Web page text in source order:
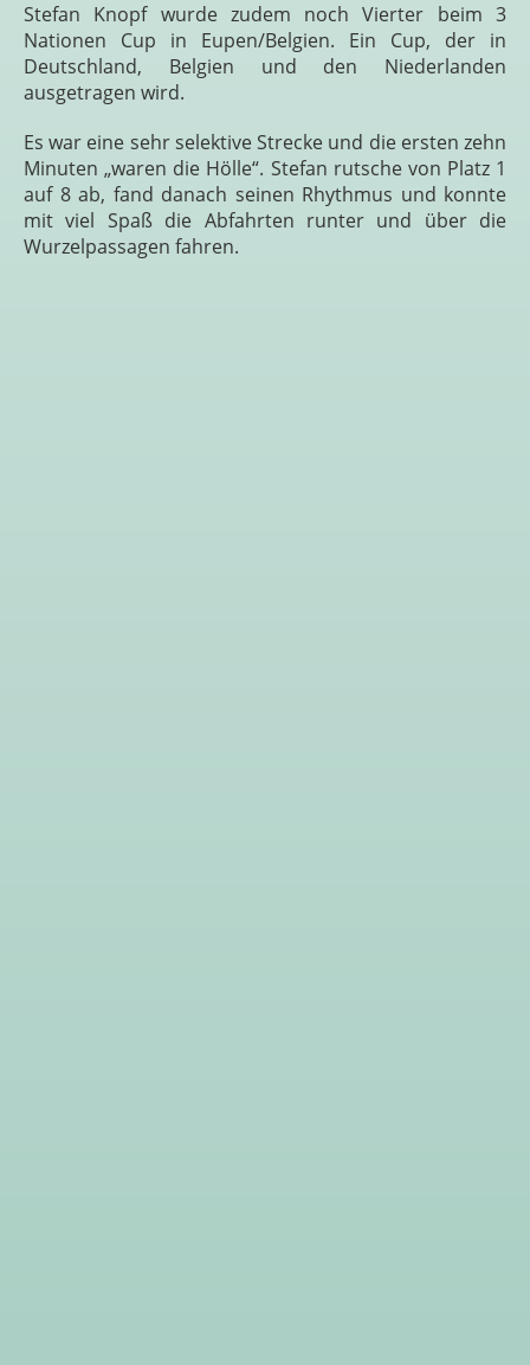
Stefan Knopf wurde zudem noch Vierter beim 3
Nationen Cup in Eupen/Belgien. Ein Cup, der in
Deutschland, Belgien und den Niederlanden
ausgetragen wird.
Es war eine sehr selektive Strecke und die ersten zehn
Minuten „waren die Hölle“. Stefan rutsche von Platz 1
auf 8 ab, fand danach seinen Rhythmus und konnte
mit viel Spaß die Abfahrten runter und über die
Wurzelpassagen fahren.